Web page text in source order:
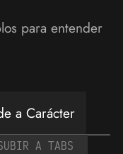
para entender
a Carácter
A TABS